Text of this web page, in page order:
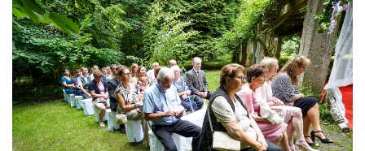
naše delo
leseni izdelki
mi